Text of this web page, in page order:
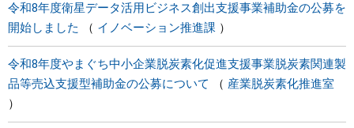
令和8年度衛星データ活用ビジネス創出支援事業補助金の公募を
開始しました
イノベーション推進課
令和8年度やまぐち中小企業脱炭素化促進支援事業脱炭素関連製
品等売込支援型補助金の公募について
産業脱炭素化推進室